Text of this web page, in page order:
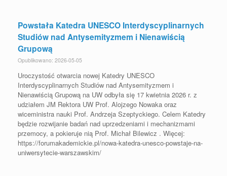
Powstała Katedra UNESCO Interdyscyplinarnych
Studiów nad Antysemityzmem i Nienawiścią
Grupową
Opublikowano: 2026-05-05
Uroczystość otwarcia nowej Katedry UNESCO
Interdyscyplinarnych Studiów nad Antysemityzmem i
Nienawiścią Grupową na UW odbyła się 17 kwietnia 2026 r. z
udziałem JM Rektora UW Prof. Alojzego Nowaka oraz
wiceministra nauki Prof. Andrzeja Szeptyckiego. Celem Katedry
będzie rozwijanie badań nad uprzedzeniami i mechanizmami
przemocy, a pokieruje nią Prof. Michał Bilewicz . Więcej:
https://forumakademickie.pl/nowa-katedra-unesco-powstaje-na-
uniwersytecie-warszawskim/